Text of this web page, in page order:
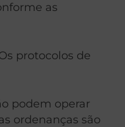
as
protocolos de
podem operar
ordenanças são